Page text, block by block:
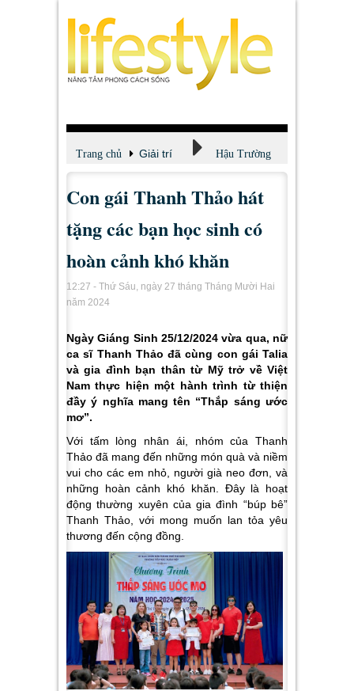
Trang chủ Giải trí Hậu Trường
Con gái Thanh Thảo hát
tặng các bạn học sinh có
hoàn cảnh khó khăn
12:27 - Thứ Sáu, ngày 27 tháng Tháng Mười Hai
năm 2024
Ngày Giáng Sinh 25/12/2024 vừa qua, nữ
ca sĩ Thanh Thảo đã cùng con gái Talia
và gia đình bạn thân từ Mỹ trở về Việt
Nam thực hiện một hành trình từ thiện
đầy ý nghĩa mang tên “Thắp sáng ước
mơ”.
Với tấm lòng nhân ái, nhóm của Thanh
Thảo đã mang đến những món quà và niềm
vui cho các em nhỏ, người già neo đơn, và
những hoàn cảnh khó khăn. Đây là hoạt
động thường xuyên của gia đình “búp bê”
Thanh Thảo, với mong muốn lan tỏa yêu
thương đến cộng đồng.